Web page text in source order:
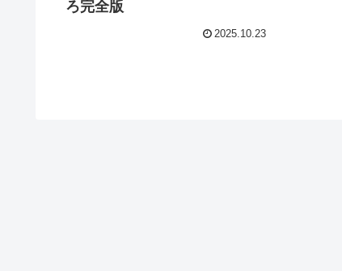
ろ完全版
2025.10.23